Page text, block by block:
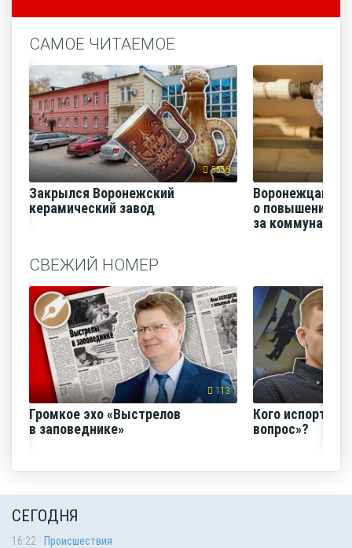
САМОЕ ЧИТАЕМОЕ
5556
Закрылся Воронежский
керамический завод
Воронежцам
о повышении
за
СВЕЖИЙ НОМЕР
113
Громкое эхо «Выстрелов
в заповеднике»
Кого испортил
вопрос»?
СЕГОДНЯ
16:22 Происшествия